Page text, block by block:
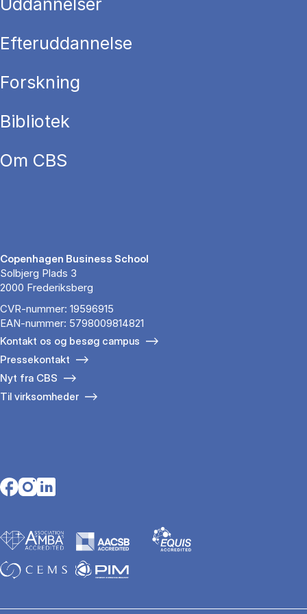
Uddannelser
Efteruddannelse
Forskning
Bibliotek
Om CBS
Copenhagen Business School
Solbjerg Plads 3
2000 Frederiksberg
CVR-nummer: 19596915
EAN-nummer: 5798009814821
Kontakt os og besøg campus
Pressekontakt
Nyt fra CBS
Til virksomheder
Opens in a new tab
Opens in a new tab
Opens in a new tab